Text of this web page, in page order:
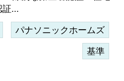
証...
パナソニックホームズ
基準